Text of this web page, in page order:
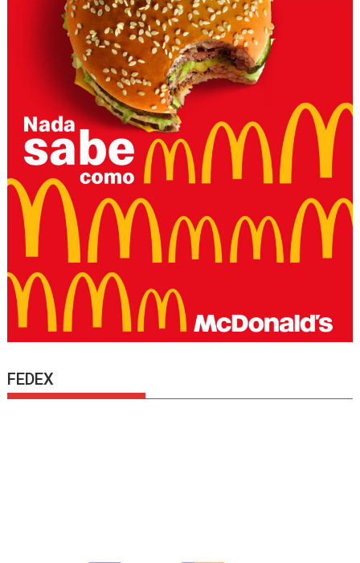
FEDEX